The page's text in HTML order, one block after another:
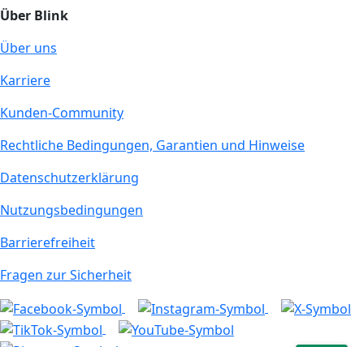
Über Blink
Über uns
Karriere
Kunden-Community
Rechtliche Bedingungen, Garantien und Hinweise
Datenschutzerklärung
Nutzungsbedingungen
Barrierefreiheit
Fragen zur Sicherheit